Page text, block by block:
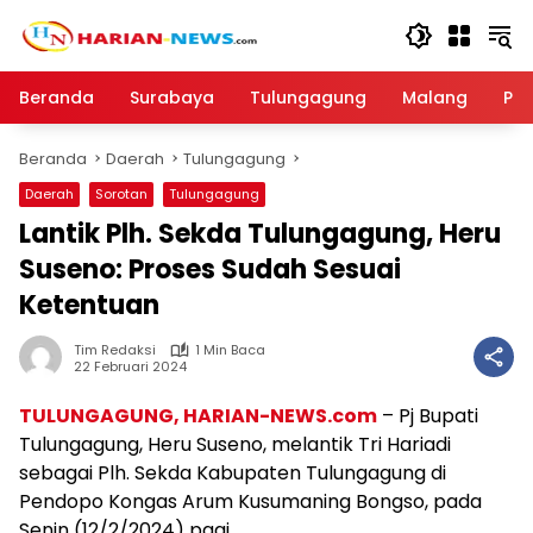
Beranda
Surabaya Tulungagung Malang
Beranda Daerah Tulungagung
Daerah Sorotan Tulungagung
Lantik Plh. Sekda Tulungagung, Heru
Suseno: Proses Sudah Sesuai
Ketentuan
Tim Redaksi
1 Min Baca
22 Februari 2024
TULUNGAGUNG, HARIAN-NEWS.com – Pj Bupati
Tulungagung, Heru Suseno, melantik Tri Hariadi
sebagai Plh. Sekda Kabupaten Tulungagung di
Pendopo Kongas Arum Kusumaning Bongso, pada